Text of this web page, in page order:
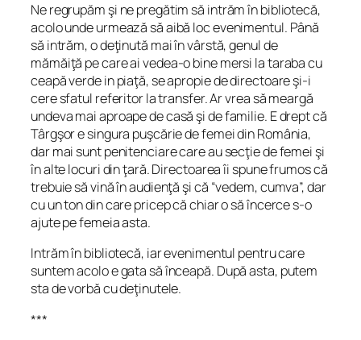
Ne regrupăm şi ne pregătim să intrăm în bibliotecă,
acolo unde urmează să aibă loc evenimentul. Până
să intrăm, o deţinută mai în vârstă, genul de
mămăiţă pe care ai vedea-o bine mersi la taraba cu
ceapă verde in piaţă, se apropie de directoare şi-i
cere sfatul referitor la transfer. Ar vrea să meargă
undeva mai aproape de casă şi de familie. E drept că
Târgşor e singura puşcărie de femei din România,
dar mai sunt penitenciare care au secţie de femei şi
în alte locuri din ţară. Directoarea îi spune frumos că
trebuie să vină în audienţă şi că “vedem, cumva”, dar
cu un ton din care pricep că chiar o să încerce s-o
ajute pe femeia asta.
Intrăm în bibliotecă, iar evenimentul pentru care
suntem acolo e gata să înceapă. După asta, putem
sta de vorbă cu deţinutele.
***